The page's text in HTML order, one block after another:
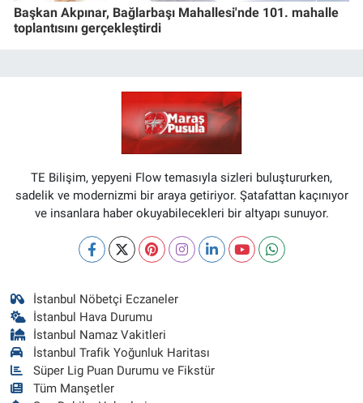
Başkan Akpınar, Bağlarbaşı Mahallesi'nde 101. mahalle
toplantısını gerçekleştirdi
TE Bilişim, yepyeni Flow temasıyla sizleri buluştururken,
sadelik ve modernizmi bir araya getiriyor. Şatafattan kaçınıyor
ve insanlara haber okuyabilecekleri bir altyapı sunuyor.
İstanbul Nöbetçi Eczaneler
İstanbul Hava Durumu
İstanbul Namaz Vakitleri
İstanbul Trafik Yoğunluk Haritası
Süper Lig Puan Durumu ve Fikstür
Tüm Manşetler